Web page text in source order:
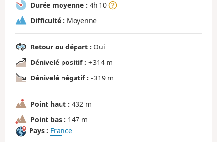
Durée moyenne : 4h 10
Difficulté : Moyenne
Retour au départ : Oui
Dénivelé positif : + 314 m
Dénivelé négatif : - 319 m
Point haut : 432 m
Point bas : 147 m
Pays : France